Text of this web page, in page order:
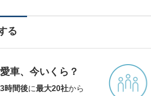
る
車、今いくら？
時間後に最大20社から